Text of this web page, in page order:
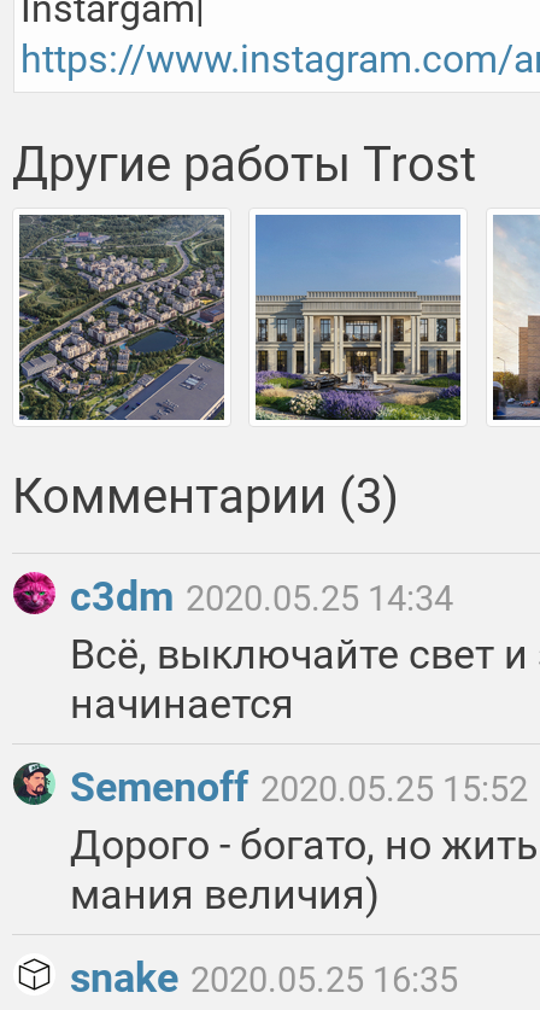
https://www.instagram.com/
Другие работы Trost
Комментарии (3)
c3dm 2020.05.25 14:34
Всё, выключайте свет
начинается
Semenoff 2020.05.25 15:52
Дорого - богато, но
мания величия)
snake 2020.05.25 16:35